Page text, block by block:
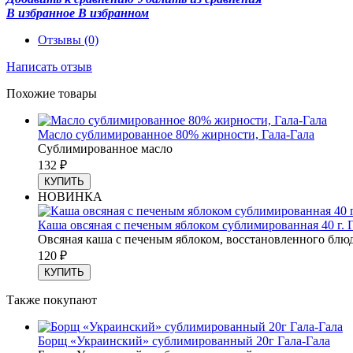
В избранное В избранном
Отзывы (0)
Написать отзыв
Похожие товары
Масло сублимированное 80% жирности, Гала-Гала
Сублимированное масло
132 ₽
КУПИТЬ
НОВИНКА
Каша овсяная с печеным яблоком сублимированная 40 г.
Овсяная каша с печеным яблоком, восстановленного
120 ₽
КУПИТЬ
Также покупают
Борщ «Украинский» сублимированный 20г Гала-Гала